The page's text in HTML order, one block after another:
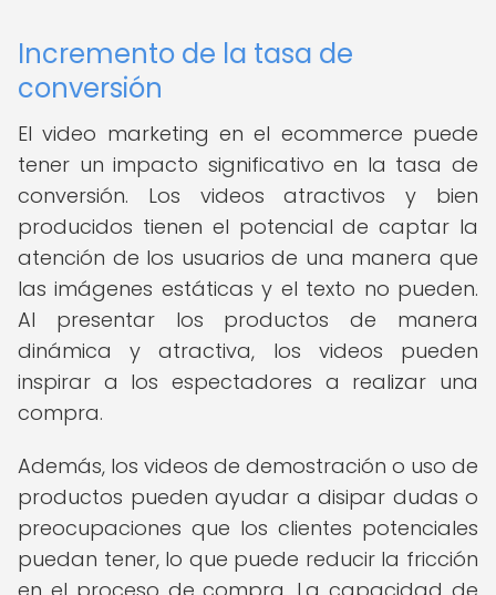
Incremento de la tasa de
conversión
El video marketing en el ecommerce puede
tener un impacto significativo en la tasa de
conversión. Los videos atractivos y bien
producidos tienen el potencial de captar la
atención de los usuarios de una manera que
las imágenes estáticas y el texto no pueden.
Al presentar los productos de manera
dinámica y atractiva, los videos pueden
inspirar a los espectadores a realizar una
compra.
Además, los videos de demostración o uso de
productos pueden ayudar a disipar dudas o
preocupaciones que los clientes potenciales
puedan tener, lo que puede reducir la fricción